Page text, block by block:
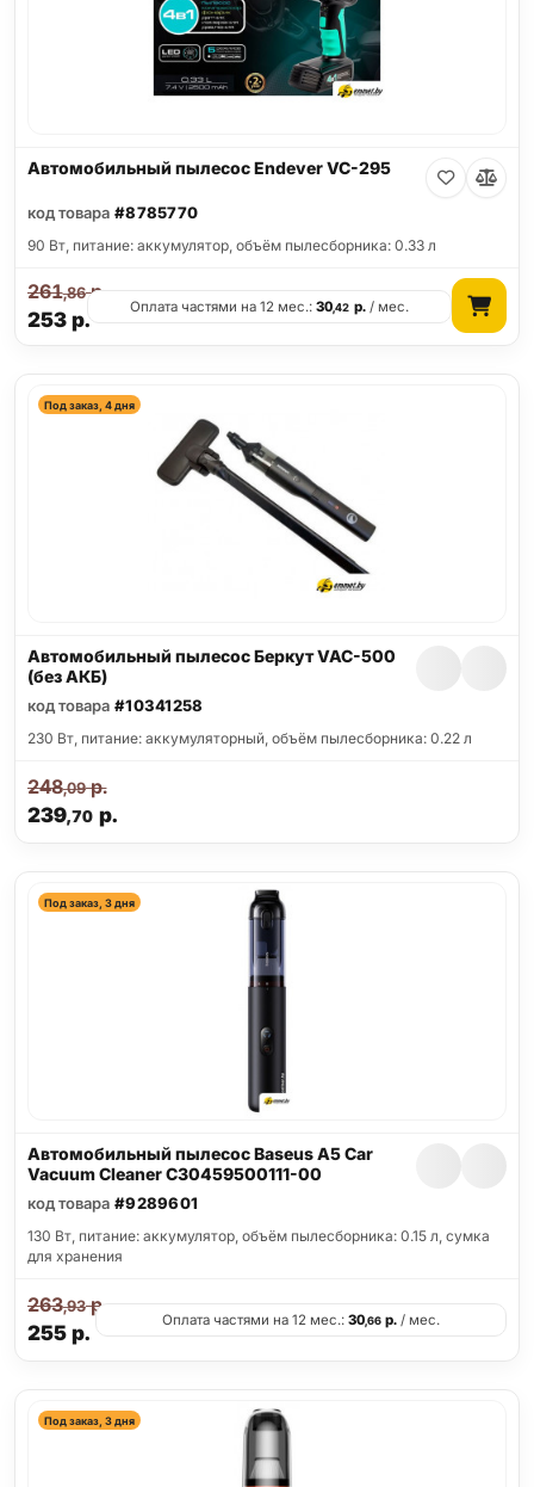
Автомобильный пылесос Endever VC-295
код товара #8785770
90 Вт, питание: аккумулятор, объём пылесборника: 0.33 л
253р.
261,86р.
Оплата частями на 12 мес.:30,42 р./ мес.
Под заказ, 4 дня
Автомобильный пылесос Беркут VAC-500
(без АКБ)
код товара #10341258
230 Вт, питание: аккумуляторный, объём пылесборника: 0.22 л
239,70р.
248,09р.
Под заказ, 3 дня
Автомобильный пылесос Baseus A5 Car
Vacuum Cleaner C30459500111-00
код товара #9289601
130 Вт, питание: аккумулятор, объём пылесборника: 0.15 л, сумка
для хранения
255р.
263,93р.
Оплата частями на 12 мес.: 30,66р./ мес.
Под заказ, 3 дня